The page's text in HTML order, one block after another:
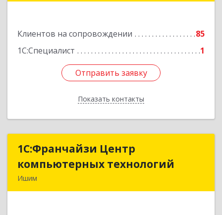
Клиентов на сопровождении
85
1С:Специалист
1
Отправить заявку
Показать контакты
Отправить заявку
Назад
1С:Франчайзи Центр
компьютерных технологий
Ишим
1С:Франчайзи Центр
компьютерных технологий